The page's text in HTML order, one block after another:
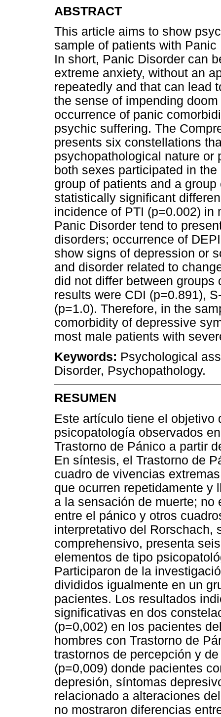
ABSTRACT
This article aims to show
sample of patients with
In short, Panic Disorder can
extreme anxiety, without an
repeatedly and that can lead
the sense of impending
occurrence of panic
psychic suffering. The
presents six constellations
psychopathological nature
both sexes participated in
group of patients and a
statistically significant
incidence of PTI (p=0.002) in
Panic Disorder tend to
disorders; occurrence of
show signs of depression or
and disorder related to
did not differ between
results were CDI (p=0.891),
(p=1.0). Therefore, in the
comorbidity of depressive
most male patients with
Keywords: Psychological
Disorder, Psychopathology.
RESUMEN
Este artículo tiene el objetivo
psicopatología observados
Trastorno de Pánico a partir
En síntesis, el Trastorno de
cuadro de vivencias
que ocurren repetidamente y
a la sensación de muerte; no
entre el pánico y otros
interpretativo del Rorschach,
comprehensivo, presenta
elementos de tipo
Participaron de la
divididos igualmente en un
pacientes. Los resultados
significativas en dos
(p=0,002) en los pacientes
hombres con Trastorno de
trastornos de percepción y
(p=0,009) donde pacientes
depresión, síntomas
relacionado a alteraciones
no mostraron diferencias